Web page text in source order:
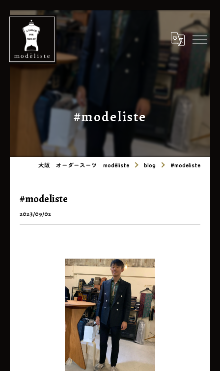
#modeliste
大阪 オーダースーツ modéliste blog #modeliste
#modeliste
2023/09/02